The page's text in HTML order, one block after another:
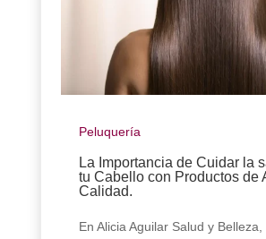
Peluquería
La Importancia de Cuidar la
tu Cabello con Productos de
Calidad.
En Alicia Aguilar Salud y Belleza,